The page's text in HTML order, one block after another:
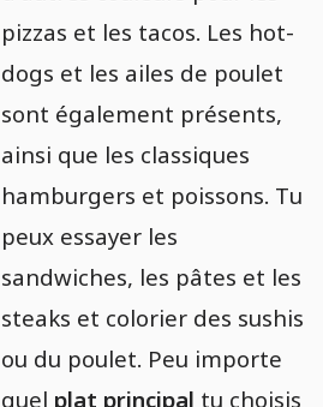
pizzas et les tacos. Les hot-
dogs et les ailes de poulet
sont également présents,
ainsi que les classiques
hamburgers et poissons. Tu
peux essayer les
sandwiches, les pâtes et les
steaks et colorier des sushis
ou du poulet. Peu importe
quel plat principal tu choisis